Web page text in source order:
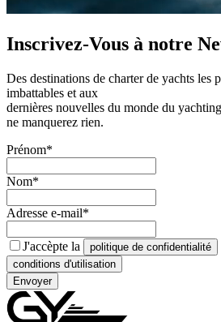
Inscrivez-Vous à notre
Des destinations de charter de yachts les
imbattables et aux
dernières nouvelles du monde du
ne manquerez rien.
Prénom*
Nom*
Adresse e-mail*
J'accèpte la politique de confidentialité
conditions d'utilisation
Envoyer